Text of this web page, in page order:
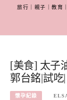
旅行｜親子｜教育
[美食] 太子
郭台銘|試吃|
懷孕紀錄